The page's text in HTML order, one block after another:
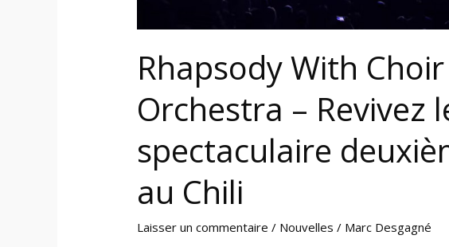
Rhapsody With
Orchestra – Revivez
spectaculaire
au Chili
Laisser un commentaire / Nouvelles / Marc Desgagné